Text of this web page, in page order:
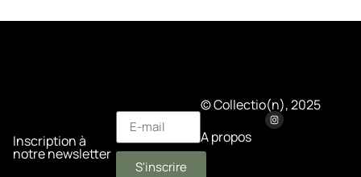
Inscription à
notre newsletter
S'inscrire
© Collectio(n), 2025
A propos